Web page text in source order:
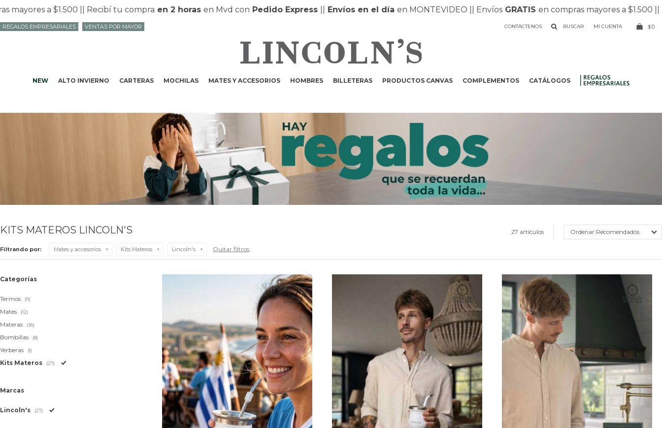
a $1.500 || Recibí tu compraen 2 horas en Mvd conPedido Express||Envíos en el día en MONTEVIDEO || Envíos GRATISen compras mayores a $1.500 || Recibí
NEW ALTO INVIERNO CARTERAS MOCHILAS MATES Y ACCESORIOS HOMBRES BILLETERAS PRODUCTOS CANVAS COMPLEMENTOS CATÁLOGOS
CONTÁCTENOS $0
REGALOS EMPRESARIALES VENTAS POR MAYOR
KITS MATEROS LINCOLN'S 27 artículos Recomendados
Filtrando por: Mates y accesorios Kits Materos Lincoln's Quitar filtros
Categorías
Termos (11)
Mates (12)
Materas (36)
Bombillas (8)
Yerberas (1)
Kits Materos (27)
Marcas
Lincoln's (27)